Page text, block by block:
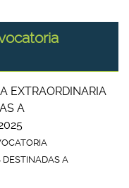
EXTRAORDINARIA
A
DESTINADAS A